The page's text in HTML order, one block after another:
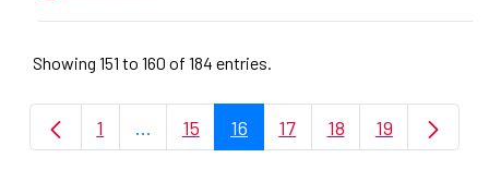
Showing 151 to 160 of 184 entries.
Page
1 ...Intermediate Pages Use TAB to navigate.
Page
15 Page
16 Page
17 Page
18 Page
19